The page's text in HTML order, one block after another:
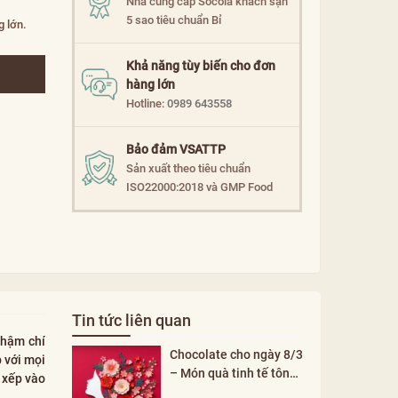
lớn.
5 sao tiêu chuẩn Bỉ
Khả năng tùy biến cho đơn
hàng lớn
Hotline: 0989 643558
Bảo đảm VSATTP
Sản xuất theo tiêu chuẩn
ISO22000:2018 và GMP Food
chí
với mọi
vào
Tin tức liên quan
Chocolate cho ngày 8/3
– Món quà tinh tế tôn